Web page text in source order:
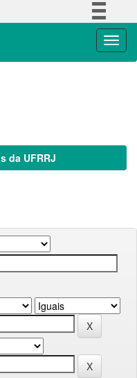
da UFRRJ